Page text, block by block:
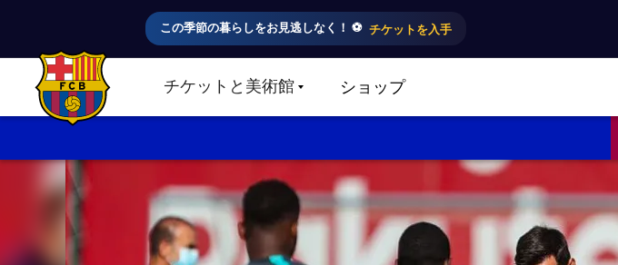
この季節の暮らしをお見逃しなく！ ⚽️ チケットを入手
FC Barcelona club badge チケットと美術館LABEL.SHARE.CARETDOWNショップ